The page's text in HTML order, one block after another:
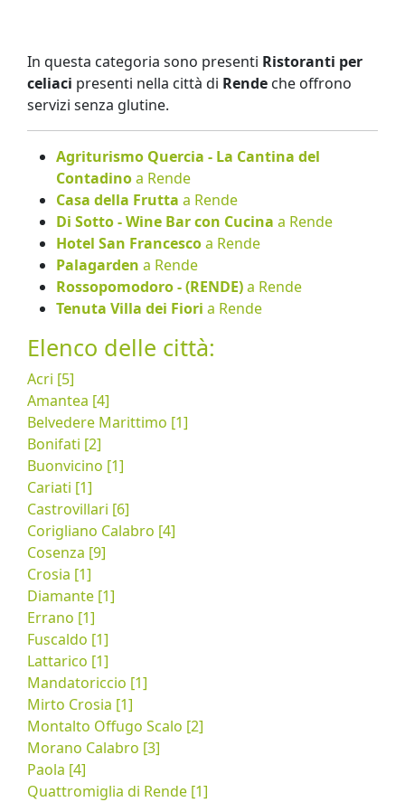
In questa categoria sono presenti Ristoranti per
celiaci presenti nella città di Rende che offrono
servizi senza glutine.
Agriturismo Quercia - La Cantina del
Contadinoa Rende
Casa della Frutta a Rende
Di Sotto - Wine Bar con Cucina a Rende
Hotel San Francescoa Rende
Palagarden a Rende
Rossopomodoro - (RENDE)a Rende
Tenuta Villa dei Fiori a Rende
Elenco delle città:
Acri [5]
Amantea [4]
Belvedere Marittimo [1]
Bonifati [2]
Buonvicino [1]
Cariati [1]
Castrovillari [6]
Corigliano Calabro [4]
Cosenza [9]
Crosia [1]
Diamante [1]
Errano [1]
Fuscaldo [1]
Lattarico [1]
Mandatoriccio [1]
Mirto Crosia [1]
Montalto Offugo Scalo [2]
Morano Calabro [3]
Paola [4]
Quattromiglia di Rende [1]